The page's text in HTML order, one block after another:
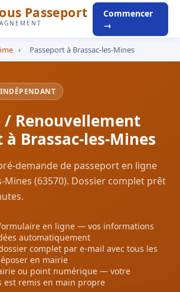
Passeport
Commencer
→
› Passeport à Brassac-les-Mines
/ Renouvellement
à Brassac-les-Mines
demande de passeport en ligne
Mines (63570). Dossier complet prêt
en ligne — vos informations
automatiquement
complet par e-mail avec tous les
en mairie
ou point numérique — votre
est remis en main propre